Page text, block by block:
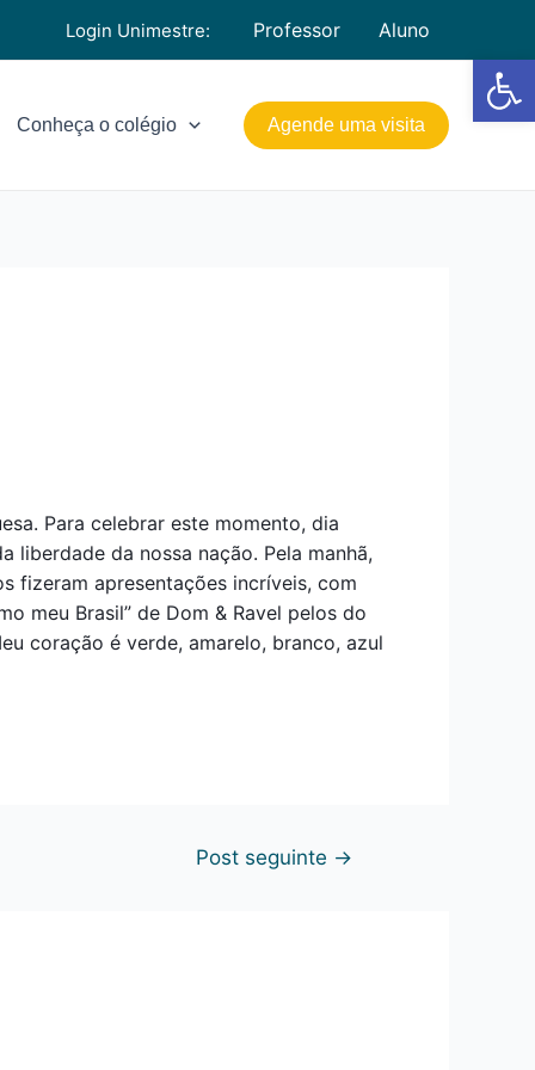
Login Unimestre: Professor Aluno
Conheça o colégio Agende uma visita
Para celebrar este momento, dia
da nossa nação. Pela manhã,
fizeram apresentações incríveis, com
meu Brasil” de Dom & Ravel pelos do
coração é verde, amarelo, branco, azul
Post seguinte →
Barra de